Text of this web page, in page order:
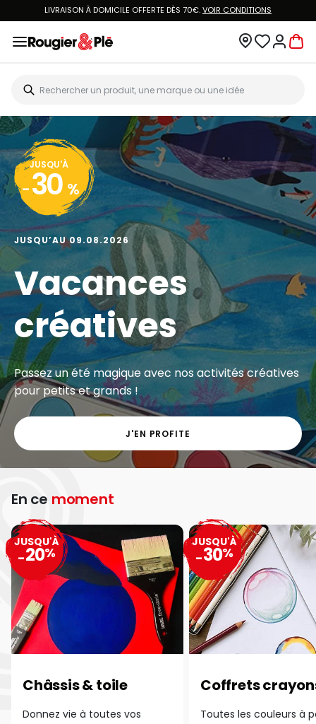
LIVRAISON À DOMICILE OFFERTE DÈS 70€.VOIR CONDITIONS
JUSQU'À
- 30 %
JUSQU’AU 09.08.2026
Vacances
créatives
Passez un été magique avec nos activités créatives
pour petits et grands !
J'EN PROFITE
En ce moment
Châssis & toile
Donnez vie à toutes vos
JUSQU'À
-20%
Coffrets
Toutes les couleurs à
JUSQU'À
-30%